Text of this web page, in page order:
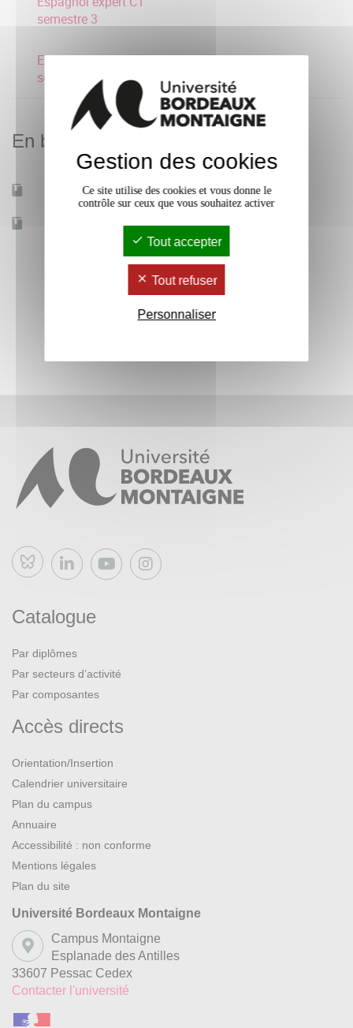
semestre 3
Espagnol avancé B2
semestre 3
En bref
Mobilité d'études Oui
Accessible à distance Non
Bluesky
Catalogue
Par diplômes
Par secteurs d’activité
Par composantes
Accès directs
Orientation/Insertion
Calendrier universitaire
Plan du campus
Annuaire
Accessibilité : non conforme
Mentions légales
Plan du site
Université Bordeaux Montaigne
Campus Montaigne
Esplanade des Antilles
33607 Pessac Cedex
Contacter l'université
Gestion des cookies
Ce site utilise des cookies et vous donne le
contrôle sur ceux que vous souhaitez activer
Tout accepter
Tout refuser
Personnaliser